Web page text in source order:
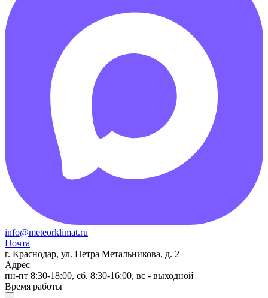
info@meteorklimat.ru
Почта
г. Краснодар, ул. Петра Метальникова, д. 2
Адрес
пн-пт 8:30-18:00, сб. 8:30-16:00, вс - выходной
Время работы